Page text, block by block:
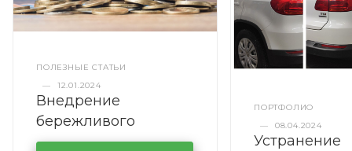
ПОЛЕЗНЫЕ СТАТЬИ
—
12.01.2024
Внедрение
бережливого
производства в
ПОРТФОЛИО
—
08.04.2024
Устранение